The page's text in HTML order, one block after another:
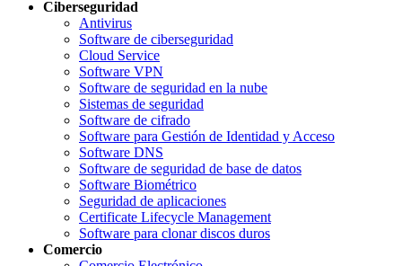
Ciberseguridad
Antivirus
Software de ciberseguridad
Cloud Service
Software VPN
Software de seguridad en la nube
Sistemas de seguridad
Software de cifrado
Software para Gestión de Identidad y Acceso
Software DNS
Software de seguridad de base de datos
Software Biométrico
Seguridad de aplicaciones
Certificate Lifecycle Management
Software para clonar discos duros
Comercio